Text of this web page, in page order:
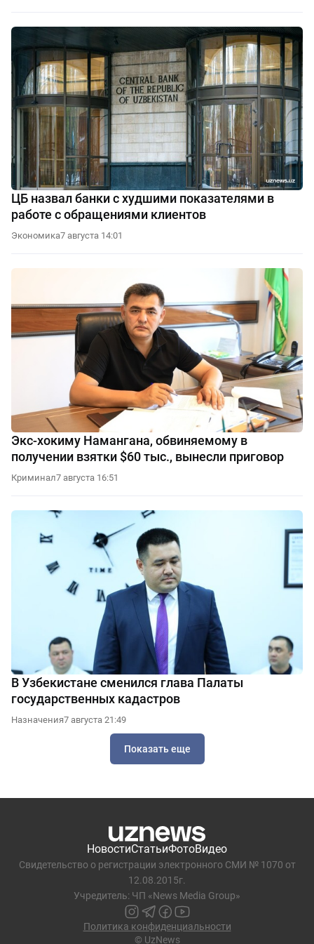
ЦБ назвал банки с худшими показателями в
работе с обращениями клиентов
Экономика7 августа 14:01
Экс-хокиму Намангана, обвиняемому в
получении взятки $60 тыс., вынесли приговор
Криминал7 августа 16:51
В Узбекистане сменился глава Палаты
государственных кадастров
Назначения7 августа 21:49
Показать еще
НовостиСтатьиФотоВидео
Свидетельство о регистрации электронного СМИ № 1070 от
12.08.2015г.
Учредитель: ЧП «News Media Group»
Политика конфиденциальности
© UzNews